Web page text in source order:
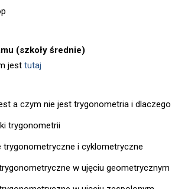
(szkoły średnie)
jest tutaj
a czym nie jest trygonometria i dlaczego
trygonometrii
trygonometryczne i cyklometryczne
w ujęciu geometrycznym